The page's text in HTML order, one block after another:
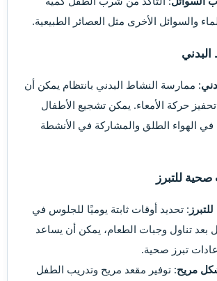
والسوائل الأخرى مثل العصائر الطبيعية.
: ممارسة النشاط البدني بانتظام يمكن أن
حركة الأمعاء. يمكن تشجيع الأطفال
الهواء الطلق والمشاركة في الأنشطة
: تحديد أوقات ثابتة يوميًا للجلوس في
بعد تناول وجبات الطعام، يمكن أن يساعد
تبرز صحية.
مريح: توفير مقعد مريح وتدريب الطفل